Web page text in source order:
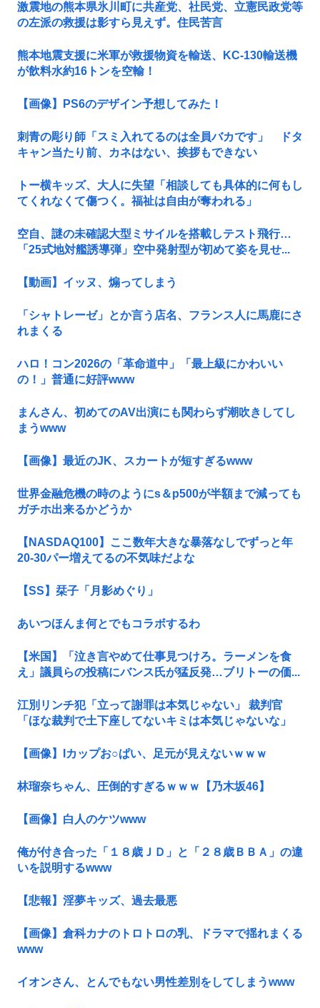
激震地の熊本県氷川町に共産党、社民党、立憲民政党等
の左派の救援は影すら見えず。住民苦言
熊本地震支援に米軍が救援物資を輸送、KC-130輸送機
が飲料水約16トンを空輸！
【画像】PS6のデザイン予想してみた！
刺青の彫り師「スミ入れてるのは全員バカです」 ドタ
キャン当たり前、カネはない、挨拶もできない
トー横キッズ、大人に失望「相談しても具体的に何もし
てくれなくて傷つく。福祉は自由が奪われる」
空自、謎の未確認大型ミサイルを搭載しテスト飛行…
「25式地対艦誘導弾」空中発射型が初めて姿を見せ...
【動画】イッヌ、煽ってしまう
「シャトレーゼ」とか言う店名、フランス人に馬鹿にさ
れまくる
ハロ！コン2026の「革命道中」「最上級にかわいい
の！」普通に好評www
まんさん、初めてのAV出演にも関わらず潮吹きしてし
まうwww
【画像】最近のJK、スカートが短すぎるwww
世界金融危機の時のようにs＆p500が半額まで減っても
ガチホ出来るかどうか
【NASDAQ100】ここ数年大きな暴落なしでずっと年
20-30パー増えてるの不気味だよな
【SS】栞子「月影めぐり」
あいつほんま何とでもコラボするわ
【米国】「泣き言やめて仕事見つけろ。ラーメンを食
え」議員らの投稿にバンス氏が猛反発…ブリトーの価...
江別リンチ犯「立って謝罪は本気じゃない」 裁判官
「ほな裁判で土下座してないキミは本気じゃないな」
【画像】Iカップお○ぱい、足元が見えないｗｗｗ
林瑠奈ちゃん、圧倒的すぎるｗｗｗ【乃木坂46】
【画像】白人のケツwww
俺が付き合った「１８歳ＪＤ」と「２８歳ＢＢＡ」の違
いを説明するwww
【悲報】淫夢キッズ、過去最悪
【画像】倉科カナのトロトロの乳、ドラマで揺れまくる
www
イオンさん、とんでもない男性差別をしてしまうwww